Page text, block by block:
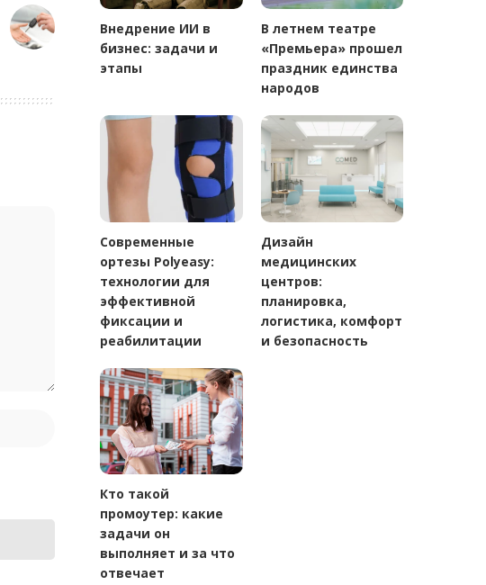
Внедрение ИИ в
бизнес: задачи и
этапы
В летнем театре
«Премьера» прошел
праздник единства
народов
Современные
ортезы Polyeasy:
технологии для
эффективной
фиксации и
реабилитации
Дизайн
медицинских
центров:
планировка,
логистика, комфорт
и безопасность
Кто такой
промоутер: какие
задачи он
выполняет и за что
отвечает